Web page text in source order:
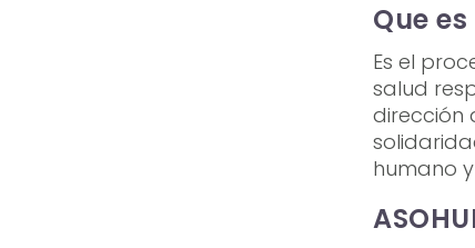
Que
Es el
salud
dirección
humano